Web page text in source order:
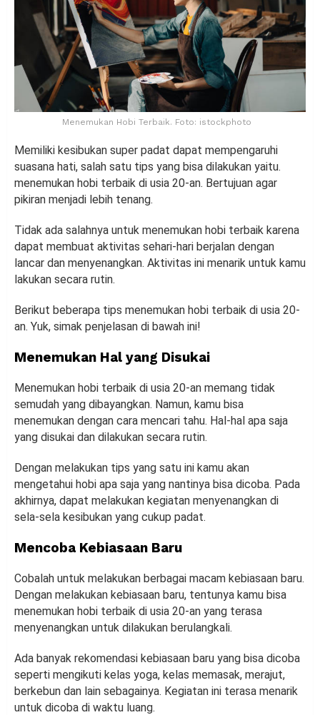
Menemukan Hobi Terbaik. Foto: istockphoto
Memiliki kesibukan super padat dapat mempengaruhi
suasana hati, salah satu tips yang bisa dilakukan yaitu.
menemukan hobi terbaik di usia 20-an. Bertujuan agar
pikiran menjadi lebih tenang.
Tidak ada salahnya untuk menemukan hobi terbaik karena
dapat membuat aktivitas sehari-hari berjalan dengan
lancar dan menyenangkan. Aktivitas ini menarik untuk kamu
lakukan secara rutin.
Berikut beberapa tips menemukan hobi terbaik di usia 20-
an. Yuk, simak penjelasan di bawah ini!
Menemukan Hal yang Disukai
Menemukan hobi terbaik di usia 20-an memang tidak
semudah yang dibayangkan. Namun, kamu bisa
menemukan dengan cara mencari tahu. Hal-hal apa saja
yang disukai dan dilakukan secara rutin.
Dengan melakukan tips yang satu ini kamu akan
mengetahui hobi apa saja yang nantinya bisa dicoba. Pada
akhirnya, dapat melakukan kegiatan menyenangkan di
sela-sela kesibukan yang cukup padat.
Mencoba Kebiasaan Baru
Cobalah untuk melakukan berbagai macam kebiasaan baru.
Dengan melakukan kebiasaan baru, tentunya kamu bisa
menemukan hobi terbaik di usia 20-an yang terasa
menyenangkan untuk dilakukan berulangkali.
Ada banyak rekomendasi kebiasaan baru yang bisa dicoba
seperti mengikuti kelas yoga, kelas memasak, merajut,
berkebun dan lain sebagainya. Kegiatan ini terasa menarik
untuk dicoba di waktu luang.